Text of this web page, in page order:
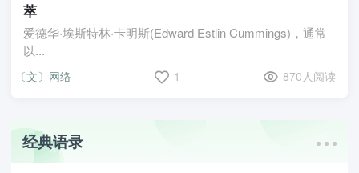
萃
爱德华·埃斯特林·卡明斯(Edward Estlin Cummings)，通常
以...
〔文〕网络 1 870人阅读
经典语录